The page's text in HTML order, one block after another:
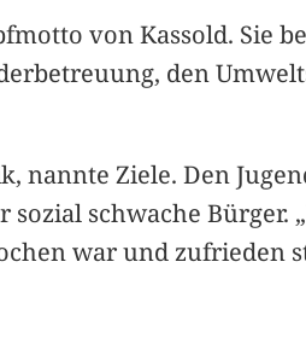
von Kassold. Sie
den
Ziele. Den
schwache
war und zufrieden